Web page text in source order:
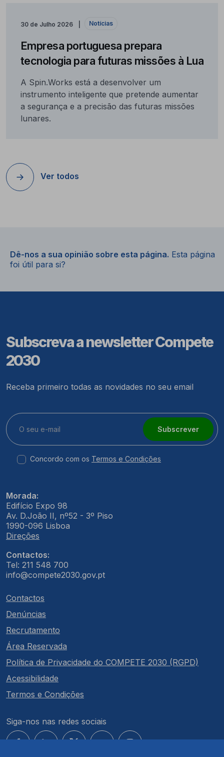
30 de Julho 2026 Notícias
Empresa portuguesa prepara
tecnologia para futuras missões à Lua
A Spin.Works está a desenvolver um
instrumento inteligente que pretende aumentar
a segurança e a precisão das futuras missões
lunares.
Ver todos
Dê-nos a sua opinião sobre esta página. Esta página
foi útil para si?
Subscreva a newsletter Compete
2030
Receba primeiro todas as novidades no seu email
Subscrever
Concordo com os Termos e Condições
Morada:
Edifício Expo 98
Av. D.João II, nº52 - 3º Piso
1990-096 Lisboa
Direções
Contactos:
Tel: 211 548 700
info@compete2030.gov.pt
Contactos
Denúncias
Recrutamento
Área Reservada
Política de Privacidade do COMPETE 2030 (RGPD)
Acessibilidade
Termos e Condições
Siga-nos nas redes sociais